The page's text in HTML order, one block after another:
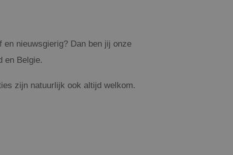
nieuwsgierig? Dan ben jij onze
en Belgie.
zijn natuurlijk ook altijd welkom.